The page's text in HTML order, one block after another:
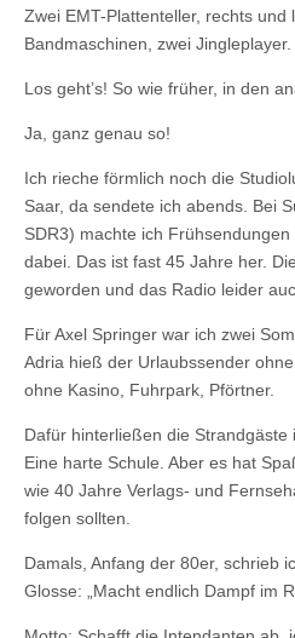
Zwei EMT-Plattenteller, rechts und
Bandmaschinen, zwei Jingleplayer.
Los geht’s! So wie früher, in den
Ja, ganz genau so!
Ich rieche förmlich noch die
Saar, da sendete ich abends. Bei
SDR3) machte ich
dabei. Das ist fast 45 Jahre her.
geworden und das Radio leider
Für Axel Springer war ich zwei
Adria hieß der Urlaubssender
ohne Kasino, Fuhrpark, Pförtner.
Dafür hinterließen die Strandgäste
Eine harte Schule. Aber es hat
wie 40 Jahre Verlags- und
folgen sollten.
Damals, Anfang der 80er, schrieb
Glosse: „Macht endlich Dampf im